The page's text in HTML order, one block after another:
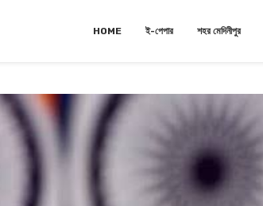
HOME ই-পেপার শহর মেদিনীপুর